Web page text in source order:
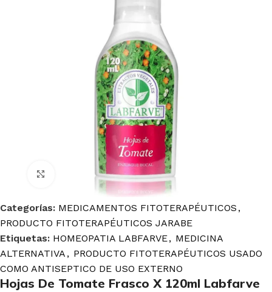
Haga Click para agrandar
Categorías: MEDICAMENTOS FITOTERAPÉUTICOS ,
PRODUCTO FITOTERAPÉUTICOS JARABE
Etiquetas: HOMEOPATIA LABFARVE, MEDICINA
ALTERNATIVA , PRODUCTO FITOTERAPÉUTICOS USADO
COMO ANTISEPTICO DE USO EXTERNO
Hojas De Tomate Frasco X 120ml Labfarve